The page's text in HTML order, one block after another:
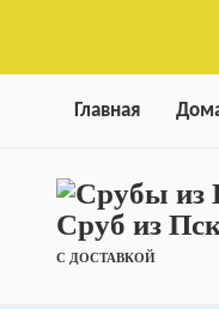
Главная
Сруб из
С ДОСТАВКОЙ